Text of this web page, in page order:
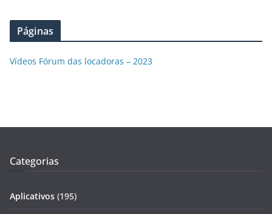
Páginas
Vídeos Fórum das locadoras – 2023
Categorias
Aplicativos (195)